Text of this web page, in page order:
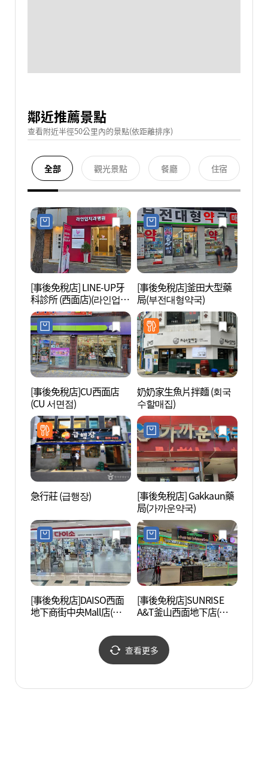
鄰近推薦景點
查看附近半徑50公里內的景點(依距離排序)
全部 觀光景點 餐廳 住宿
[事後免稅店] LINE-UP牙
科診所 (西面店)(라인업치
과병원 서면)
[事後免稅店]釜田大型藥
局(부전대형약국)
[事後免稅店]CU西面店
(CU 서면점)
奶奶家生魚片拌麵 (회국
수할매집)
急行莊 (급행장)
[事後免稅店] Gakkaun藥
局(가까운약국)
[事後免稅店]DAISO西面
地下商街中央Mall店(다이
[事後免稅店]SUNRISE
A&T釜山西面地下店(썬라
점)
查看更多